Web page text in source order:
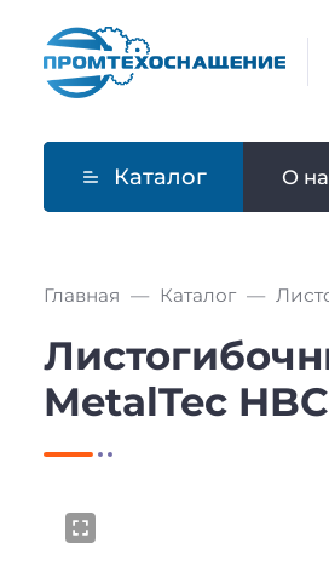
Каталог О
Главная Каталог
MetalTec